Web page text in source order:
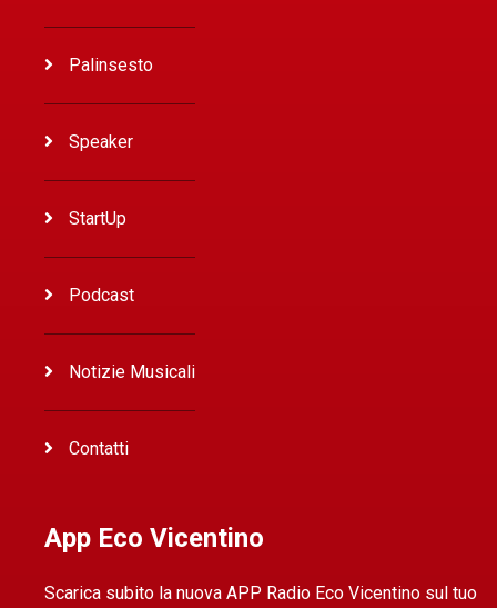
Palinsesto
Speaker
StartUp
Podcast
Notizie Musicali
Contatti
App Eco Vicentino
Scarica subito la nuova APP Radio Eco Vicentino sul tuo